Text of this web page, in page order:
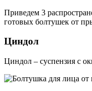
Приведем 3
готовых болтушек от
Циндол
Циндол – суспензия с